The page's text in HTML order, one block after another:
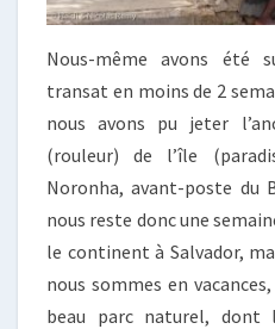
Nous-même avons été
transat en moins de 2
nous avons pu jeter
(rouleur) de l’île
Noronha, avant-poste du
nous reste donc une
le continent à Salvador,
nous sommes en
beau parc naturel, dont